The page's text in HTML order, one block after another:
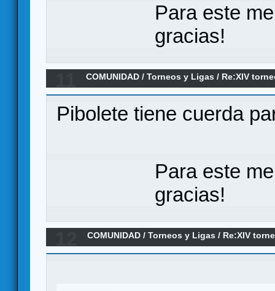
Para este
gracias!
COMUNIDAD /Torneos y Ligas / Re:XIV
Pibolete tiene cuerda
Para este
gracias!
COMUNIDAD /Torneos y Ligas / Re:XIV